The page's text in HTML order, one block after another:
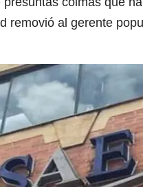
removió al gerente